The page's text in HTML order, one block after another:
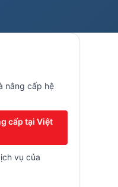
nâng cấp hệ
cấp tại Việt
vụ của